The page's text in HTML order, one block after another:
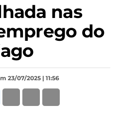
nas
do
23/07/2025 | 11:56